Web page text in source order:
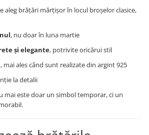
aleg brățări mărțișor în locul broșelor clasice,
, nu doar în luna martie
și elegante, potrivite oricărui stil
, mai ales când sunt realizate din argint 925
la detalii
mai este doar un simbol temporar, ci un